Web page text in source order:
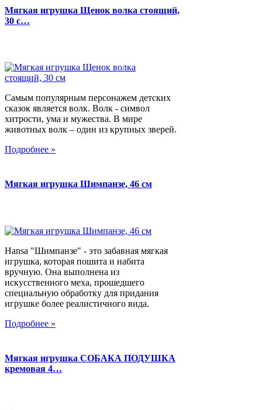
Мягкая игрушка Щенок волка стоящий,
30 с…
Самым популярным персонажем детских
сказок является волк. Волк - символ
хитрости, ума и мужества. В мире
животных волк – один из крупных зверей.
Подробнее »
Мягкая игрушка Шимпанзе, 46 см
Hansa "Шимпанзе" - это забавная мягкая
игрушка, которая пошита и набита
вручную. Она выполнена из
искусственного меха, прошедшего
специальную обработку для придания
игрушке более реалистичного вида.
Подробнее »
Мягкая игрушка СОБАКА ПОДУШКА
кремовая 4…